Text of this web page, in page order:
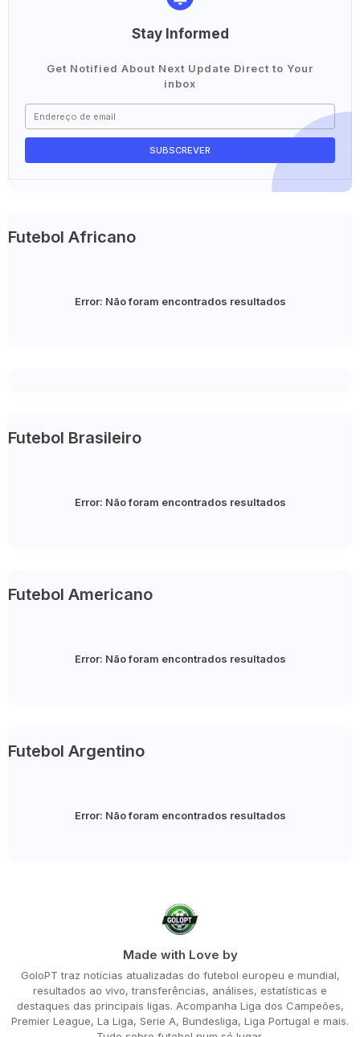
Stay Informed
Get Notified About Next Update Direct to Your
inbox
Futebol Africano
Error: Não foram encontrados resultados
Futebol Brasileiro
Error: Não foram encontrados resultados
Futebol Americano
Error: Não foram encontrados resultados
Futebol Argentino
Error: Não foram encontrados resultados
Made with Love by
GoloPT traz notícias atualizadas do futebol europeu e mundial,
resultados ao vivo, transferências, análises, estatísticas e
destaques das principais ligas. Acompanha Liga dos Campeões,
Premier League, La Liga, Serie A, Bundesliga, Liga Portugal e mais.